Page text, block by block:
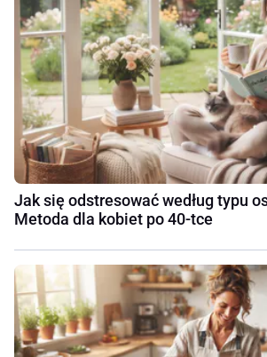
Jak się odstresować według typu
Metoda dla kobiet po 40-tce